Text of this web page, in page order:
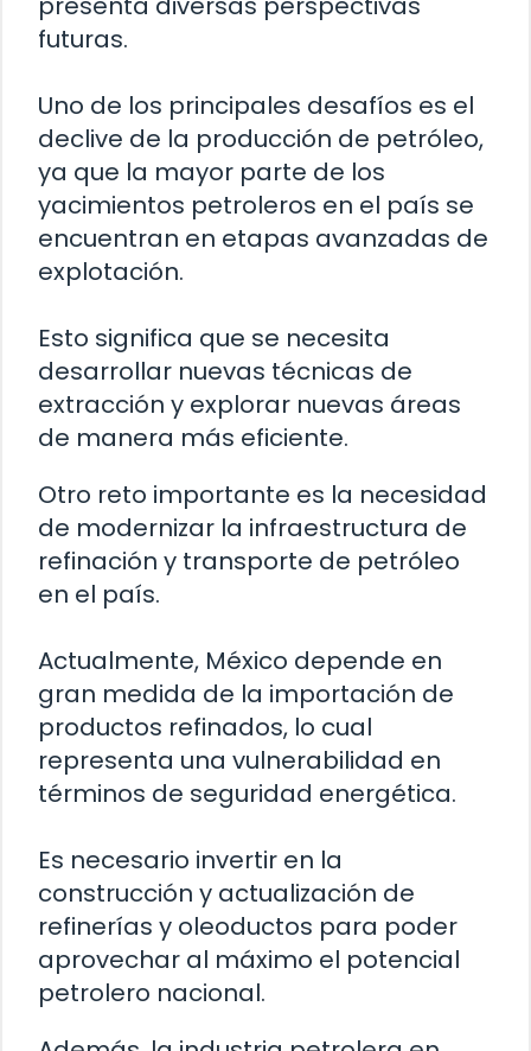
futuras.
Uno de los principales desafíos es el
declive de la producción de petróleo,
ya que la mayor parte de los
yacimientos petroleros en el país se
encuentran en etapas avanzadas de
explotación.
Esto significa que se necesita
desarrollar nuevas técnicas de
extracción y explorar nuevas áreas
de manera más eficiente.
Otro reto importante es la necesidad
de modernizar la infraestructura de
refinación y transporte de petróleo
en el país.
Actualmente, México depende en
gran medida de la importación de
productos refinados, lo cual
representa una vulnerabilidad en
términos de seguridad energética.
Es necesario invertir en la
construcción y actualización de
refinerías y oleoductos para poder
aprovechar al máximo el potencial
petrolero nacional.